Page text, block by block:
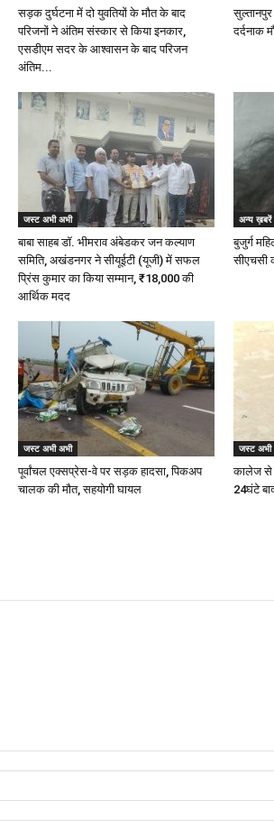
सड़क दुर्घटना में दो युवतियों के मौत के बाद
परिजनों ने अंतिम संस्कार से किया इनकार,
एसडीएम सदर के आश्वासन के बाद परिजन
अंतिम...
दर्दनाक
जस्ट अभी अभी
बाबा साहब डॉ. भीमराव अंबेडकर जन कल्याण
समिति, अखंडनगर ने सीयूईटी (यूजी) में सफल
प्रिंस कुमार का किया सम्मान, ₹18,000 की
आर्थिक मदद
अन्य ख़बरें
बुजुर्ग
सीएचसी
जस्ट अभी अभी
पूर्वांचल एक्सप्रेस-वे पर सड़क हादसा, पिकअप
चालक की मौत, सहयोगी घायल
जस्ट अभी
कालेज से
24घंटे